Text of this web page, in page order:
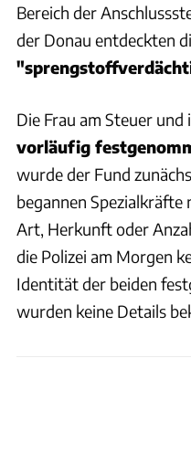
Bereich der
der Donau entdeckten
Die Frau am Steuer
vorläufig
wurde der Fund
begannen
Art, Herkunft oder
die Polizei am Morgen
Identität der beiden
wurden keine Details